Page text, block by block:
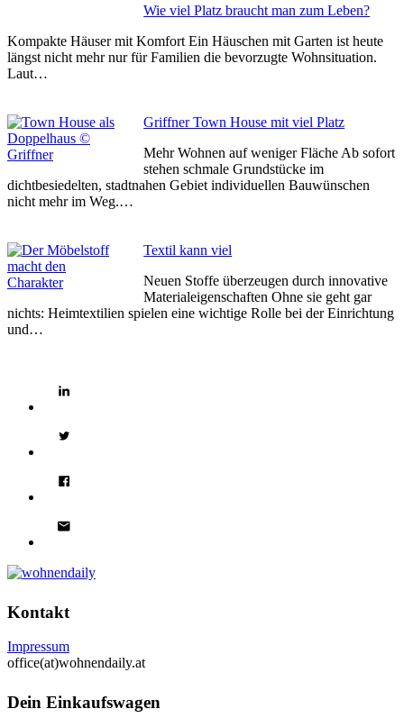
Wie viel Platz braucht man zum Leben?
Kompakte Häuser mit Komfort Ein Häuschen mit Garten ist heute
längst nicht mehr nur für Familien die bevorzugte Wohnsituation.
Laut…
Griffner Town House mit viel Platz
Mehr Wohnen auf weniger Fläche Ab sofort
stehen schmale Grundstücke im
dichtbesiedelten, stadtnahen Gebiet individuellen Bauwünschen
nicht mehr im Weg.…
Textil kann viel
Neuen Stoffe überzeugen durch innovative
Materialeigenschaften Ohne sie geht gar
nichts: Heimtextilien spielen eine wichtige Rolle bei der Einrichtung
und…
Kontakt
Impressum
office(at)wohnendaily.at
Dein Einkaufswagen